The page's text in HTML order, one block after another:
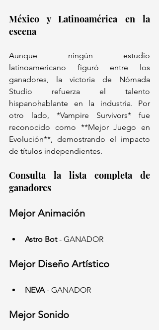
México y Latinoamérica en la
escena
Aunque ningún estudio
latinoamericano figuró entre los
ganadores, la victoria de Nómada
Studio refuerza el talento
hispanohablante en la industria. Por
otro lado, *Vampire Survivors* fue
reconocido como **Mejor Juego en
Evolución**, demostrando el impacto
de títulos independientes.
Consulta la lista completa de
ganadores
Mejor Animación
Astro Bot - GANADOR
Mejor Diseño Artístico
NEVA - GANADOR
Mejor Sonido